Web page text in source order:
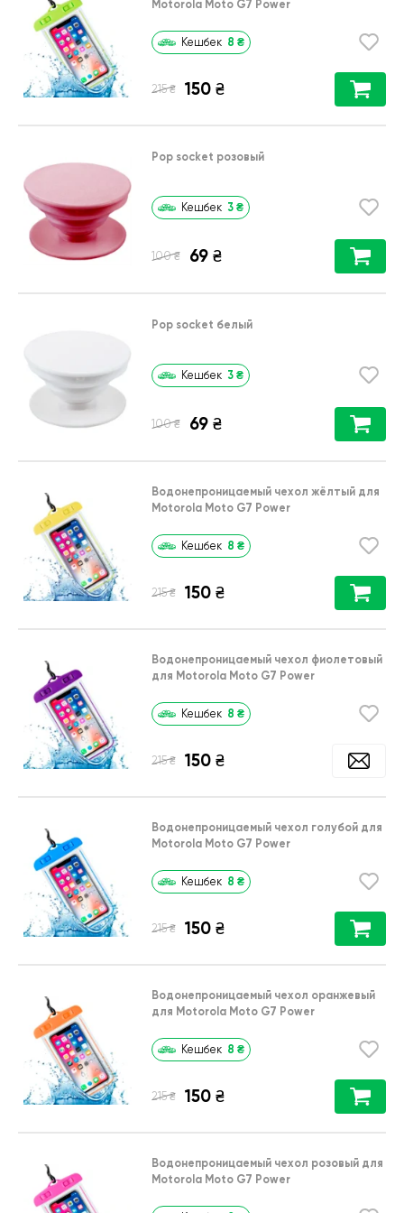
Motorola Moto G7 Power
Кешбек 8 ₴
215 ₴ 150 ₴
Pop socket розовый
Кешбек 3 ₴
100 ₴ 69 ₴
Pop socket белый
Кешбек 3 ₴
100 ₴ 69 ₴
Водонепроницаемый чехол жёлтый для
Motorola Moto G7 Power
Кешбек 8 ₴
215 ₴ 150 ₴
Водонепроницаемый чехол фиолетовый
для Motorola Moto G7 Power
Кешбек 8 ₴
215 ₴ 150 ₴
Водонепроницаемый чехол голубой для
Motorola Moto G7 Power
Кешбек 8 ₴
215 ₴ 150 ₴
Водонепроницаемый чехол оранжевый
для Motorola Moto G7 Power
Кешбек 8 ₴
215 ₴ 150 ₴
Водонепроницаемый чехол розовый для
Motorola Moto G7 Power